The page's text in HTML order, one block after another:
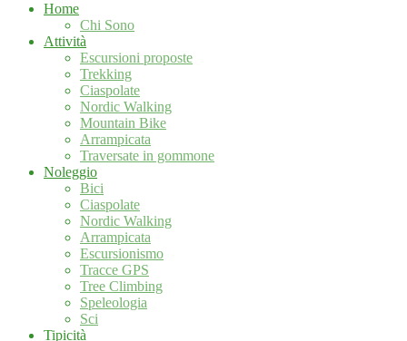
Home
Chi Sono
Attività
Escursioni proposte
Trekking
Ciaspolate
Nordic Walking
Mountain Bike
Arrampicata
Traversate in gommone
Noleggio
Bici
Ciaspolate
Nordic Walking
Arrampicata
Escursionismo
Tracce GPS
Tree Climbing
Speleologia
Sci
Tipicità